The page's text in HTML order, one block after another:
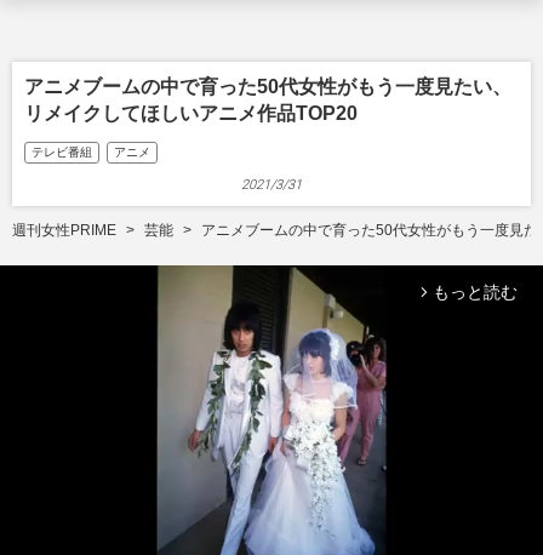
アニメブームの中で育った50代女性がもう一度見たい、
リメイクしてほしいアニメ作品TOP20
テレビ番組 アニメ
2021/3/31
週刊女性PRIME 芸能 アニメブームの中で育った50代女性がもう一度見
arrow_forward_ios もっと読む